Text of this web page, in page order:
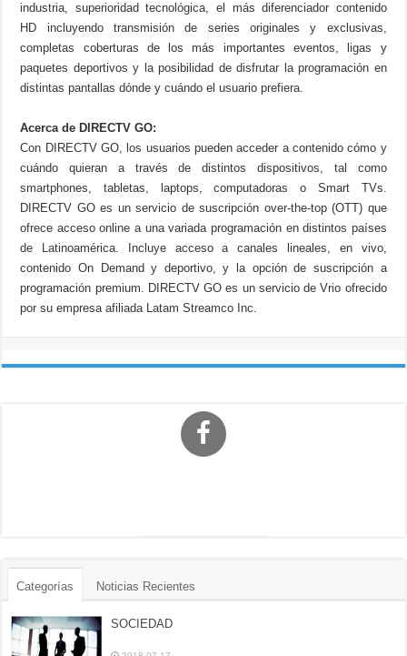
industria, superioridad tecnológica, el más diferenciador contenido
HD incluyendo transmisión de series originales y exclusivas,
completas coberturas de los más importantes eventos, ligas y
paquetes deportivos y la posibilidad de disfrutar la programación en
distintas pantallas dónde y cuándo el usuario prefiera.
Acerca de DIRECTV GO:
Con DIRECTV GO, los usuarios pueden acceder a contenido cómo y
cuándo quieran a través de distintos dispositivos, tal como
smartphones, tabletas, laptops, computadoras o Smart TVs.
DIRECTV GO es un servicio de suscripción over-the-top (OTT) que
ofrece acceso online a una variada programación en distintos países
de Latinoamérica. Incluye acceso a canales lineales, en vivo,
contenido On Demand y deportivo, y la opción de suscripción a
programación premium. DIRECTV GO es un servicio de Vrio ofrecido
por su empresa afiliada Latam Streamco Inc.
Categorías Noticias Recientes
SOCIEDAD